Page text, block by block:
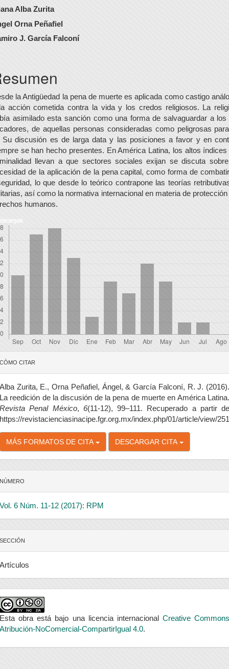
Alba Zurita
Orna Peñafiel
J. García Falconí
la Antigüedad la pena de muerte es aplicada como castigo
acción cometida contra la vida y los credos religiosos. La
asimilado esta sanción como una forma de salvaguardar a los
de aquellas personas consideradas como peligrosas
Su discusión es de larga data y las posiciones a favor y en
se han hecho presentes. En América Latina, los altos índices
llevan a que sectores sociales exijan se discuta
de la aplicación de la pena capital, como forma de
lo que desde lo teórico contrapone las teorías
así como la normativa internacional en materia de protección
humanos.
CÓMO CITAR
Alba Zurita, E., Orna Peñafiel, Ángel, & García Falconí, R. J. (2016).
La reedición de la discusión de la pena de muerte en América Latina.
Revista Penal México, 6(11-12), 99–111. Recuperado a partir de
https://revistacienciasinacipe.fgr.org.mx/index.php/01/article/view/251
MÁS FORMATOS DE CITA DESCARGAR CITA
NÚMERO
Vol. 6 Núm. 11-12 (2017): RPM
SECCIÓN
Artículos
Esta obra está bajo una licencia internacional Creative Commons
Atribución-NoComercial-CompartirIgual 4.0.